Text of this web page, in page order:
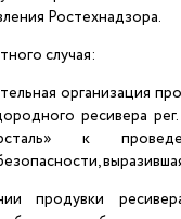
Ростехнадзора.
случая:
организация
ресивера
к
продувки